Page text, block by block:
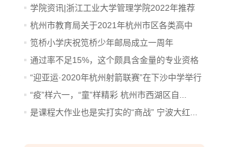
暨...
学院资讯|浙江工业大学管理学院2022年推荐
免...
杭州市教育局关于2021年杭州市区各类高中
招...
笕桥小学庆祝笕桥少年邮局成立一周年
通过率不足15%，这个颇具含金量的专业资格
考...
“迎亚运·2020年杭州射箭联赛”在下沙中学举行
“疫”样六一，“童”样精彩 杭州市西湖区自...
是课程大作业也是实打实的“商战” 宁波大红...